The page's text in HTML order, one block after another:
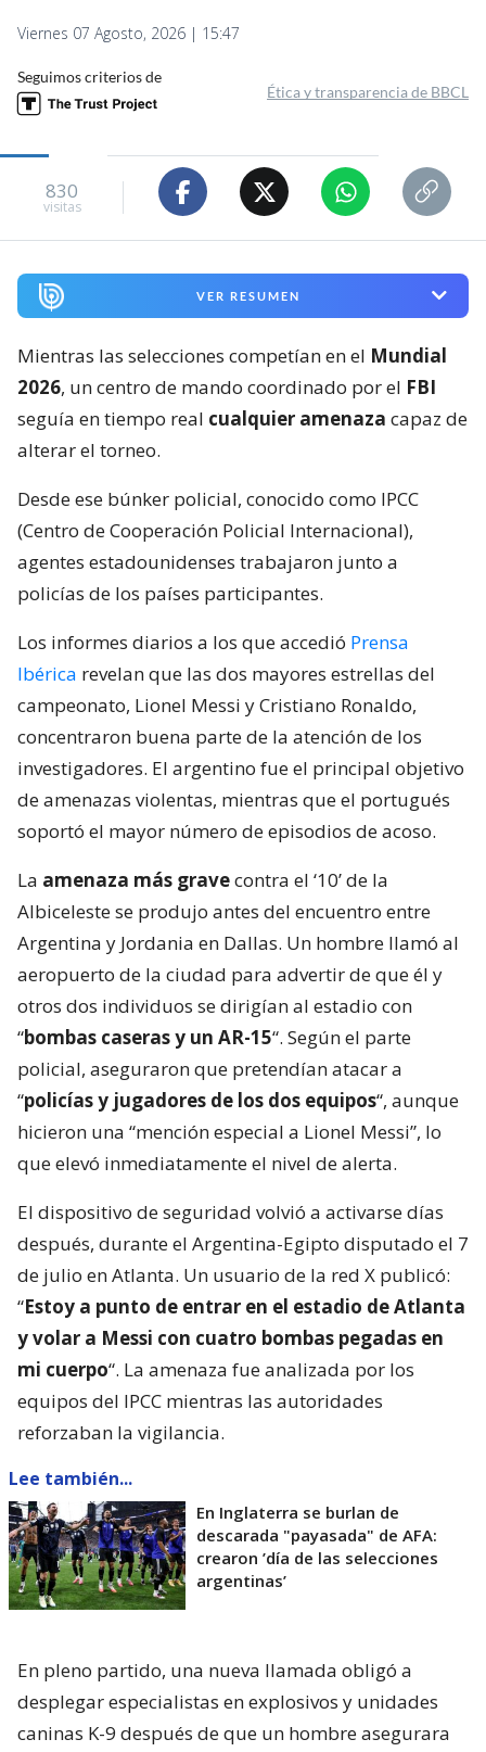
Viernes 07 Agosto, 2026 | 15:47
Seguimos criterios de
Ética y transparencia de BBCL
830
visitas
VER RESUMEN
Mientras las selecciones competían en el Mundial
2026, un centro de mando coordinado por el FBI
seguía en tiempo real cualquier amenaza capaz de
alterar el torneo.
Desde ese búnker policial, conocido como IPCC
(Centro de Cooperación Policial Internacional),
agentes estadounidenses trabajaron junto a
policías de los países participantes.
Los informes diarios a los que accedió Prensa
Ibérica revelan que las dos mayores estrellas del
campeonato, Lionel Messi y Cristiano Ronaldo,
concentraron buena parte de la atención de los
investigadores. El argentino fue el principal objetivo
de amenazas violentas, mientras que el portugués
soportó el mayor número de episodios de acoso.
La amenaza más gravecontra el ‘10’ de la
Albiceleste se produjo antes del encuentro entre
Argentina y Jordania en Dallas. Un hombre llamó al
aeropuerto de la ciudad para advertir de que él y
otros dos individuos se dirigían al estadio con
“bombas caseras y un AR-15“. Según el parte
policial, aseguraron que pretendían atacar a
“policías y jugadores de los dos equipos“, aunque
hicieron una “mención especial a Lionel Messi”, lo
que elevó inmediatamente el nivel de alerta.
El dispositivo de seguridad volvió a activarse días
después, durante el Argentina-Egipto disputado el 7
de julio en Atlanta. Un usuario de la red X publicó:
“Estoy a punto de entrar en el estadio de Atlanta
y volar a Messi con cuatro bombas pegadas en
mi cuerpo“. La amenaza fue analizada por los
equipos del IPCC mientras las autoridades
reforzaban la vigilancia.
Lee también...
En Inglaterra se burlan de
descarada "payasada" de AFA:
crearon ’día de las selecciones
argentinas’
En pleno partido, una nueva llamada obligó a
desplegar especialistas en explosivos y unidades
caninas K-9 después de que un hombre asegurara